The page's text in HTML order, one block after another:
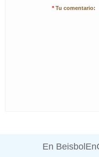
* Tu comentario:
En